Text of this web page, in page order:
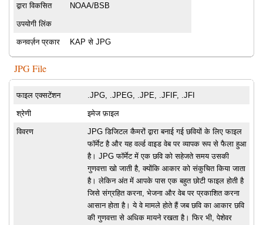
द्वारा विकसित NOAA/BSB
उपयोगी लिंक
कनवर्ज़न प्रकार KAP से JPG
JPG File
फाइल एक्सटेंशन .JPG, .JPEG, .JPE, .JFIF, .JFI
श्रेणी इमेज फ़ाइल
विवरण
JPG डिजिटल कैमरों द्वारा बनाई गई छवियों के लिए फाइल
फॉर्मेट है और यह वर्ल्ड वाइड वेब पर व्यापक रूप से फैला हुआ
है। JPG फॉर्मेट में एक छवि को सहेजते समय उसकी
गुणवत्ता खो जाती है, क्योंकि आकार को संकुचित किया जाता
है। लेकिन अंत में आपके पास एक बहुत छोटी फाइल होती है
जिसे संग्रहित करना, भेजना और वेब पर प्रकाशित करना
आसान होता है। ये वे मामले होते हैं जब छवि का आकार छवि
की गुणवत्ता से अधिक मायने रखता है। फिर भी, पेशेवर